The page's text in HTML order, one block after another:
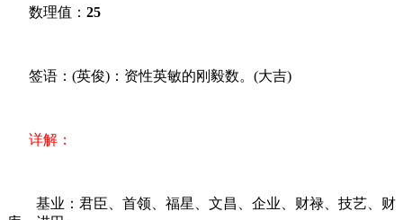
数理值： 25
签语：(英俊)：资性英敏的刚毅数。(大吉)
详解：
基业：君臣、首领、福星、文昌、企业、财禄、技艺、财